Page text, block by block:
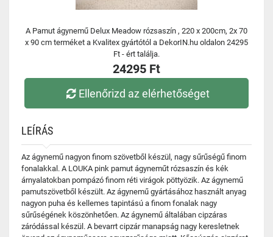
A Pamut ágynemű Delux Meadow rózsaszín , 220 x 200cm, 2x 70
x 90 cm terméket a Kvalitex gyártótól a DekorIN.hu oldalon 24295
Ft - ért találja.
24295 Ft
Ellenőrizd az elérhetőséget
LEÍRÁS
Az ágynemű nagyon finom szövetből készül, nagy sűrűségű finom
fonalakkal. A LOUKA pink pamut ágyneműt rózsaszín és kék
árnyalatokban pompázó finom réti virágok pöttyözik. Az ágynemű
pamutszövetből készült. Az ágynemű gyártásához használt anyag
nagyon puha és kellemes tapintású a finom fonalak nagy
sűrűségének köszönhetően. Az ágynemű általában cipzáras
záródással készül. A bevarrt cipzár manapság nagy keresletnek